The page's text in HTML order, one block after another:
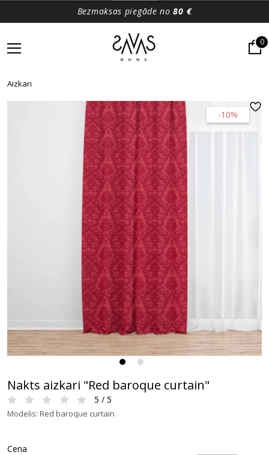
Bezmaksas piegāde no80 €
0
Aizkari
-10%
Nakts aizkari "Red baroque curtain"
5 / 5
Modelis: Red baroque curtain
Cena